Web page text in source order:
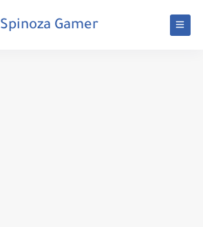
Spinoza Gamer